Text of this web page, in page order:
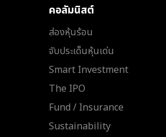
คอลัมนิสต์
ส่องหุ้นร้อน
จับประเด็นหุ้นเด่น
Smart Investment
The IPO
Fund / Insurance
Sustainability